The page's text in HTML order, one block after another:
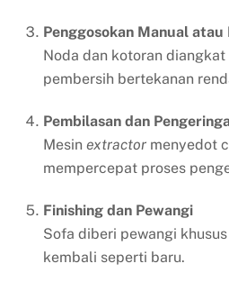
Penggosokan Manual atau
Noda dan kotoran
pembersih bertekanan
Pembilasan dan
Mesin extractor menyedot
mempercepat proses
Finishing dan Pewangi
Sofa diberi pewangi
kembali seperti baru.